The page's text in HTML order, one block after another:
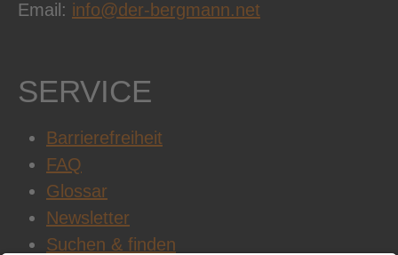
Email: info@der-bergmann.net
SERVICE
Barrierefreiheit
FAQ
Glossar
Newsletter
Suchen & finden